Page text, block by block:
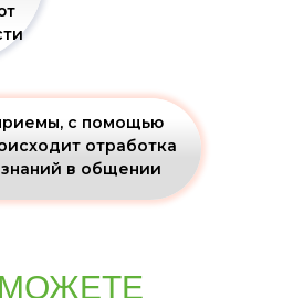
с помощью
отработка
в общении